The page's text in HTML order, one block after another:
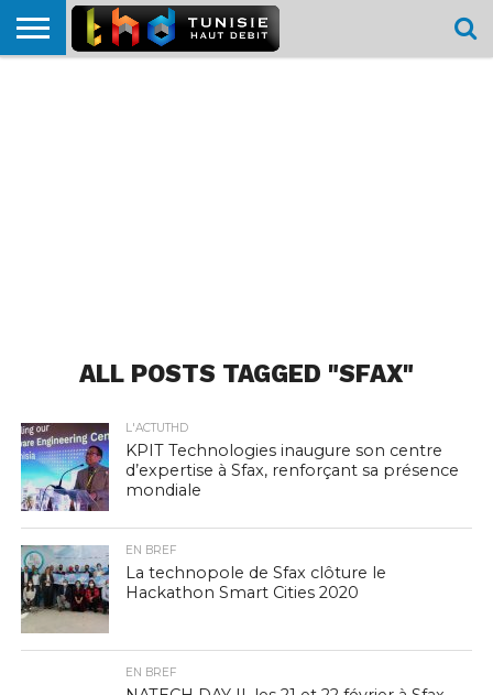
ALL POSTS TAGGED "SFAX"
L'ACTUTHD
KPIT Technologies inaugure son centre
d’expertise à Sfax, renforçant sa présence
mondiale
EN BREF
La technopole de Sfax clôture le
Hackathon Smart Cities 2020
EN BREF